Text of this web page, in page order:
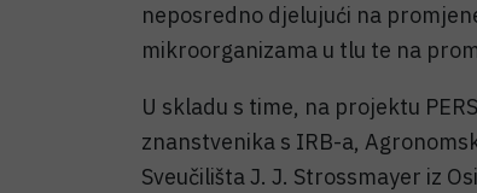
neposredno djelujući na
mikroorganizama u tlu te na
U skladu s time, na projektu
znanstvenika s IRB-a,
Sveučilišta J. J. Strossmayer iz